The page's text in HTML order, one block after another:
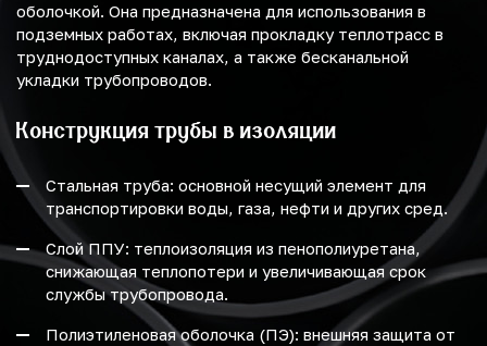
оболочкой. Она предназначена для использования в
подземных работах, включая прокладку теплотрасс в
труднодоступных каналах, а также бесканальной
укладки трубопроводов.
Конструкция трубы в изоляции
Стальная труба: основной несущий элемент для
транспортировки воды, газа, нефти и других сред.
Слой ППУ: теплоизоляция из пенополиуретана,
снижающая теплопотери и увеличивающая срок
службы трубопровода.
Полиэтиленовая оболочка (ПЭ): внешняя защита от